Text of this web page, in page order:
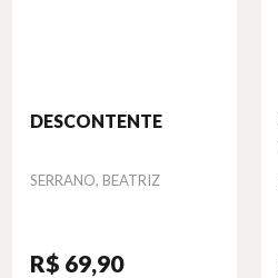
DESCONTENTE
Autor
SERRANO, BEATRIZ
R$ 69,90